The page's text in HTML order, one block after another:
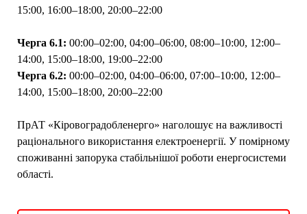
15:00, 16:00–18:00, 20:00–22:00
Черга 6.1: 00:00–02:00, 04:00–06:00, 08:00–10:00, 12:00–
14:00, 15:00–18:00, 19:00–22:00
Черга 6.2: 00:00–02:00, 04:00–06:00, 07:00–10:00, 12:00–
14:00, 15:00–18:00, 20:00–22:00
ПрАТ «Кіровоградобленерго» наголошує на важливості
раціонального використання електроенергії. У помірному
споживанні запорука стабільнішої роботи енергосистеми
області.